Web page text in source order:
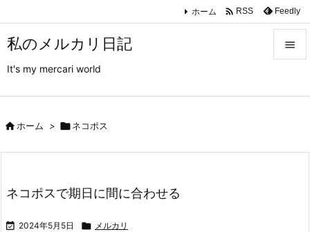
私のメルカリ日記
It's my mercari world

ホーム  RSS Feedly
ホーム > ネコポス
ネコポスで期日に間に合わせる
 2024年5月5日  メルカリ